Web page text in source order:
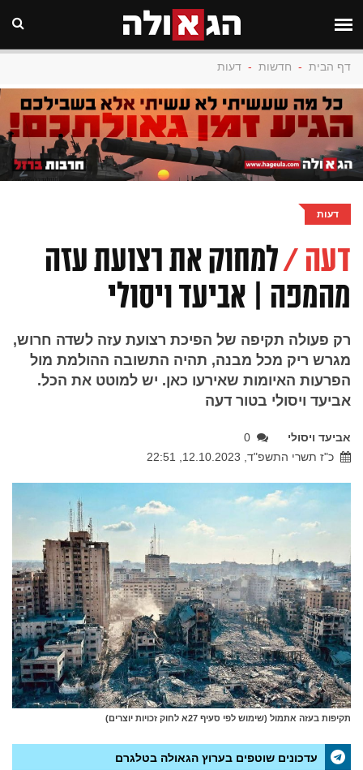
דף הבית - חדשות - דעות
דעות
דעה / למחוק את רצועת עזה
מהמפה | אביעד ויסולי
רק פעולה תקיפה של הפיכת רצועת עזה לשדה חרוש,
מגרש ריק מכל מבנה, תהיה התשובה ההולמת מול
הפרעות האיומות שאירעו כאן. יש למוטט את הכל.
אביעד ויסולי בטור דעה
אביעד ויסולי
0
כ"ז תשרי התשפ"ד, 12.10.2023, 22:51
תקיפות בעזה אתמול (שימוש לפי סעיף 27א לחוק זכויות יוצרים)
עדכונים שוטפים בערוץ הגאולה בטלגרם